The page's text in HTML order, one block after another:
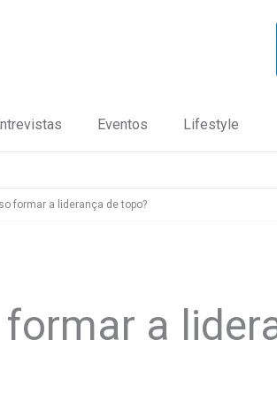
Eventos Lifestyle
formar a liderança de topo?
formar a